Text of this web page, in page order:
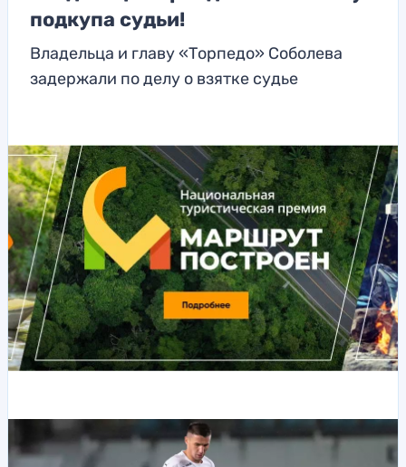
подкупа судьи!
Владельца и главу «Торпедо» Соболева
задержали по делу о взятке судье